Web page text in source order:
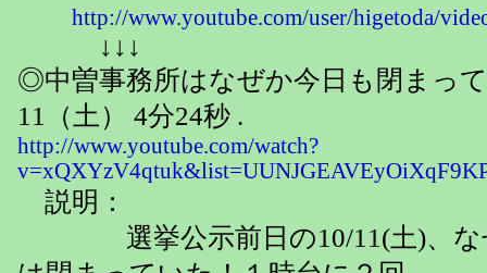
http://www.youtube.com/user/higetoda/
↓↓↓
◎中曽事務所はなぜか今日も閉まっ
11（土） 4分24秒 .
http://www.youtube.com/watch?
説明：
選挙公示前日の10/11(土)、な